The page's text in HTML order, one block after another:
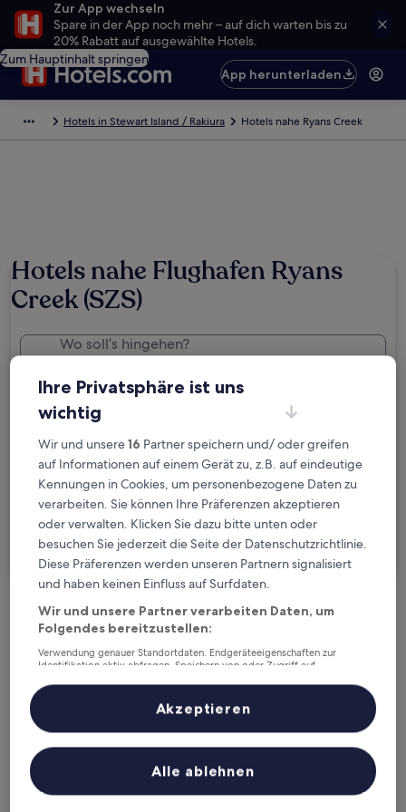
Zur App wechseln
Spare in der App noch mehr – auf dich warten bis zu
20% Rabatt auf ausgewählte Hotels.
Zum Hauptinhalt springen
App herunterladen
Hotels in Stewart Island / Rakiura Hotels nahe Ryans Creek
Hotels nahe Flughafen Ryans
Creek (SZS)
Wo soll’s hingehen?
Daten
Mo., 24. Aug. - Di., 25. Aug.
Gäste
2 Reisende, 1 Zimmer
Ich reise geschäftlich
Suchen
Kostenlose Stornierung bei
Planänderungen
Verdiene Prämien für jede
wahrgenommene Übernachtung
Mehr sparen mit Preisen für Mitglieder
Ihre Privatsphäre ist uns
wichtig
Wir und unsere16 Partner speichern und/ oder greifen
auf Informationen auf einem Gerät zu, z.B. auf eindeutige
Kennungen in Cookies, um personenbezogene Daten zu
verarbeiten. Sie können Ihre Präferenzen akzeptieren
oder verwalten. Klicken Sie dazu bitte unten oder
besuchen Sie jederzeit die Seite der Datenschutzrichtlinie.
Diese Präferenzen werden unseren Partnern signalisiert
und haben keinen Einfluss auf Surfdaten.
Wir und unsere Partner verarbeiten Daten, um
Folgendes bereitzustellen:
Verwendung genauer Standortdaten. Endgeräteeigenschaften zur
Identifikation aktiv abfragen. Speichern von oder Zugriff auf
Inhalte, Messung von Werbeleistung und der Performance von Inhalten,
Zielgruppenforschung sowie Entwicklung und Verbesserung von
Liste der Partner (Lieferanten)
Alle ablehnen
Akzeptieren